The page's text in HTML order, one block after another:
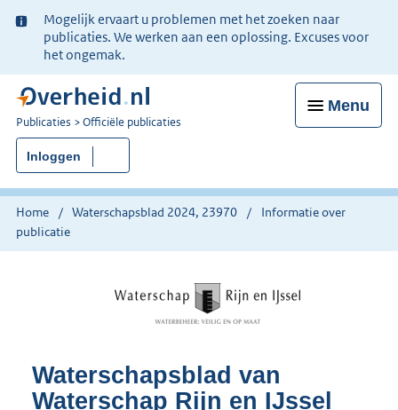
Ter
informatie:
Mogelijk ervaart u problemen met het zoeken naar
publicaties. We werken aan een oplossing. Excuses voor
het ongemak.
Menu
U
bent
nu
hier:
Publicaties Officiële publicaties
Inloggen
Home Waterschapsblad 2024, 23970
Informatie over
publicatie
Waterschapsblad van
Waterschap Rijn en IJssel